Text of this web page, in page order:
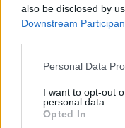
also be disclosed by
Downstream
Please note that this
not limited to your
grant or deny consent
use your data for
Personal Data
I want to opt-out
personal data.
Opted In
kért be tőlük
náluk házkutatás
csütörtöki
kecskeméti
Miért a Raw